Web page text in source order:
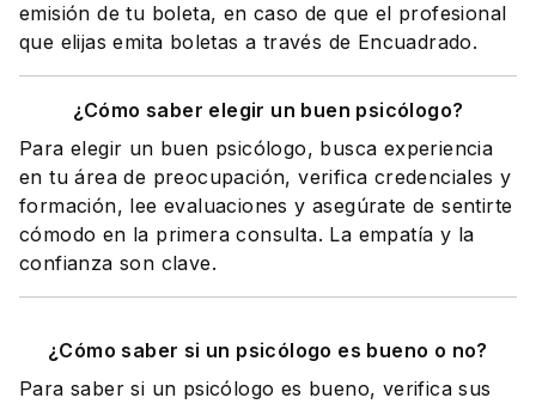
emisión de tu boleta, en caso de que el profesional
que elijas emita boletas a través de Encuadrado.
¿Cómo saber elegir un buen psicólogo?
Para elegir un buen psicólogo, busca experiencia
en tu área de preocupación, verifica credenciales y
formación, lee evaluaciones y asegúrate de sentirte
cómodo en la primera consulta. La empatía y la
confianza son clave.
¿Cómo saber si un psicólogo es bueno o no?
Para saber si un psicólogo es bueno, verifica sus